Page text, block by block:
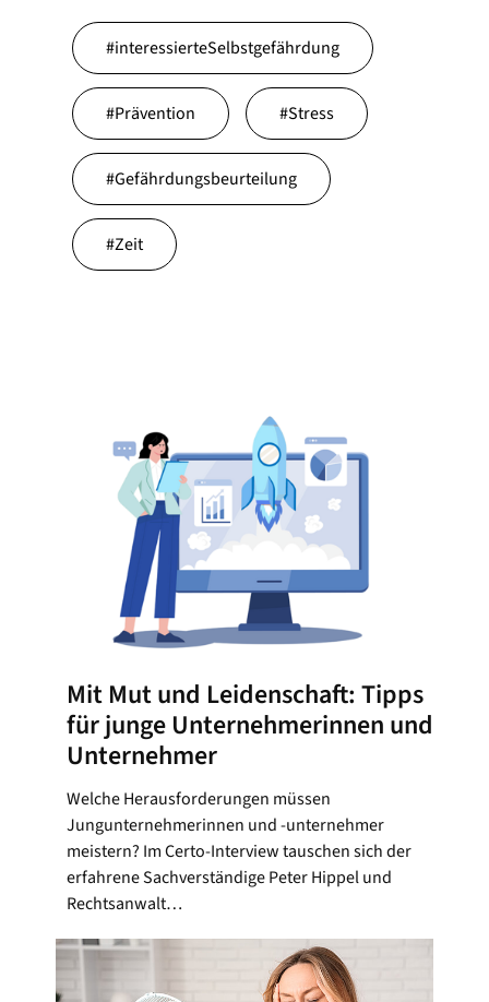
#interessierteSelbstgefährdung
#Prävention #Stress
#Gefährdungsbeurteilung
#Zeit
Mit Mut und Leidenschaft: Tipps
für junge Unternehmerinnen und
Unternehmer
Welche Herausforderungen müssen
Jungunternehmerinnen und -unternehmer
meistern? Im Certo-Interview tauschen sich der
erfahrene Sachverständige Peter Hippel und
Rechtsanwalt…